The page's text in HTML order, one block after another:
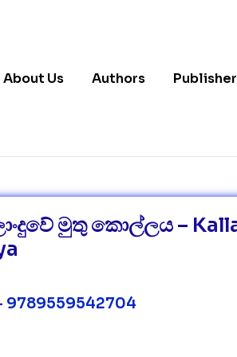
About Us Authors
මුතු කොල්ලය –
9789559542704